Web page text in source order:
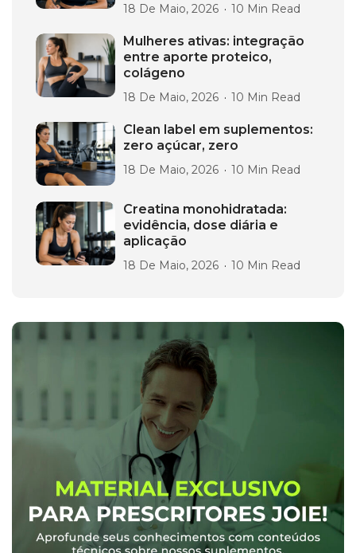
18 De Maio, 2026 10 Min Read
Mulheres ativas: integração
entre aporte proteico,
colágeno
18 De Maio, 2026 10 Min Read
Clean label em suplementos:
zero açúcar, zero
18 De Maio, 2026 10 Min Read
Creatina monohidratada:
evidência, dose diária e
aplicação
18 De Maio, 2026 10 Min Read